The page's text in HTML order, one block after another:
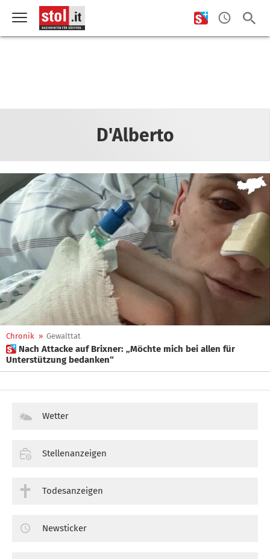
D'Alberto
Chronik » Gewalttat
 Nach Attacke auf Brixner: „Möchte mich bei allen für
Unterstützung bedanken“
Wetter
Stellenanzeigen
Todesanzeigen
Newsticker